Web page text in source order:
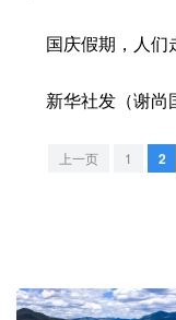
文化产业
辽宁
国庆假期，人们走
新华社发（谢尚
上一页 1 2